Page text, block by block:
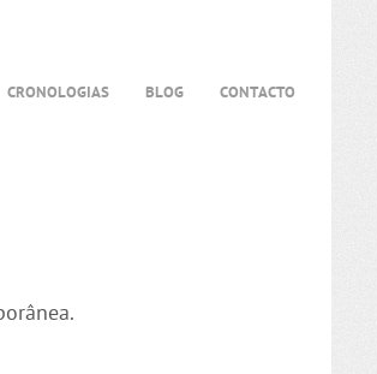
CRONOLOGIAS BLOG CONTACTO